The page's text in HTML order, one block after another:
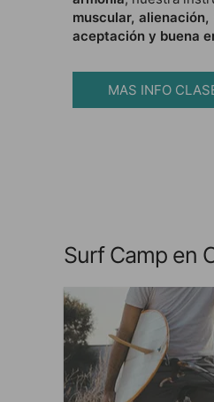
muscular,
aceptación y buena
MAS INFO
Surf Camp en